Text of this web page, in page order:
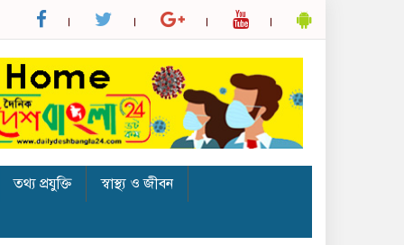
তথ্য প্রযুক্তি
স্বাস্থ্য ও জীবন